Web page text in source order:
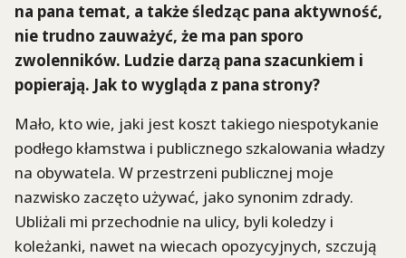
na pana temat, a także śledząc pana aktywność,
nie trudno zauważyć, że ma pan sporo
zwolenników. Ludzie darzą pana szacunkiem i
popierają. Jak to wygląda z pana strony?
Mało, kto wie, jaki jest koszt takiego niespotykanie
podłego kłamstwa i publicznego szkalowania władzy
na obywatela. W przestrzeni publicznej moje
nazwisko zaczęto używać, jako synonim zdrady.
Ubliżali mi przechodnie na ulicy, byli koledzy i
koleżanki, nawet na wiecach opozycyjnych, szczują